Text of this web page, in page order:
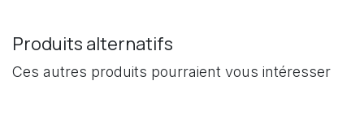
Produits alternatifs
Ces autres produits pourraient vous intéresser